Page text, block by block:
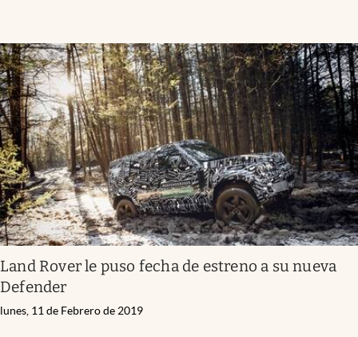
Land Rover le puso fecha de estreno a su nueva
Defender
lunes, 11 de Febrero de 2019